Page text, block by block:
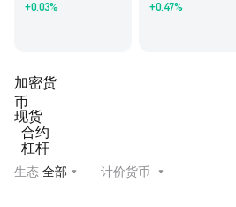
+0.03% +0.47%
加密货
币
现货
合约
杠杆
生态 全部 计价货币